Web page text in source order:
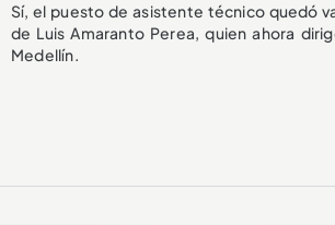
Sí, el puesto de asistente técnico quedó
de Luis Amaranto Perea, quien ahora
Medellín.